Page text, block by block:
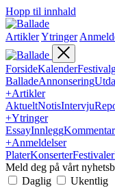
Hopp til innhald
ArtiklerYtringer
ForsideKalender
BalladeAnnonsering
+Artikler
AktueltNotisIntervju
+Ytringer
EssayInnleggKommentar
+Anmeldelser
PlaterKonserterFestivaler
Meld deg på vårt
Daglig
Ukentlig